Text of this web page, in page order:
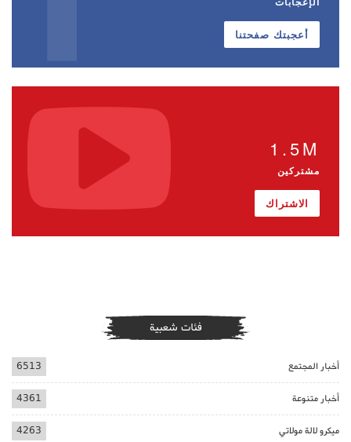
أعجبتك صفحتنا
1.5M
مشتركين
الاشتراك
فئات شعبية
أخبار المجتمع 6513
أخبار متنوعة 4361
ميكرو لالة مولاتي 4263